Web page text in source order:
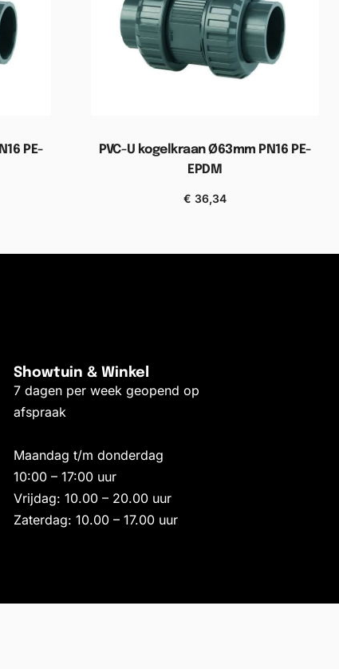
PE-
PVC-U kogelkraan Ø63mm PN16 PE-
EPDM
€ 36,34
Showtuin & Winkel
7 dagen per week geopend op
afspraak
Maandag t/m donderdag
10:00 – 17:00 uur
Vrijdag: 10.00 – 20.00 uur
Zaterdag: 10.00 – 17.00 uur